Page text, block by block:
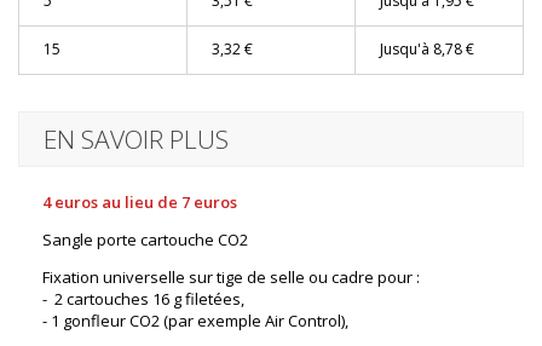
15 3,32 € Jusqu'à 8,78 €
EN SAVOIR PLUS
4 euros au lieu de 7 euros
Sangle porte cartouche CO2
Fixation universelle sur tige de selle ou cadre pour :
- 2 cartouches 16 g filetées,
- 1 gonfleur CO2 (par exemple Air Control),